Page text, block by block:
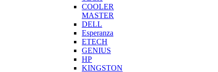
COOLER
MASTER
DELL
Esperanza
ETECH
GENIUS
HP
KINGSTON